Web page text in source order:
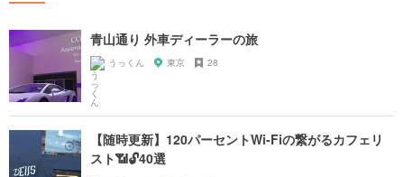
青山通り 外車ディーラーの旅
うっくん 東京 28
【随時更新】120パーセントWi-Fiの繋がるカフェリ
スト📶🔓40選